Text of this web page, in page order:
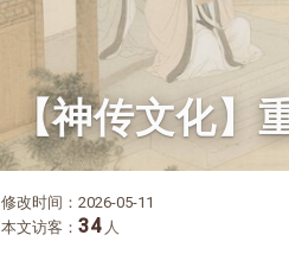
【神传文化】
修改时间：2026-05-11
本文访客： 34人